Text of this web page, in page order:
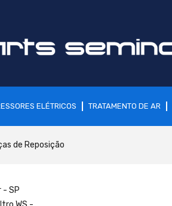
ELÉTRICOS TRATAMENTO DE AR
de Reposição